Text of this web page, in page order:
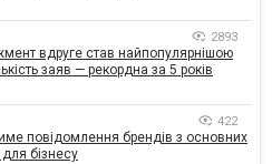
2893
вдруге став найпопулярнішою
заяв — рекордна за 5 років
422
повідомлення брендів з основних
бізнесу